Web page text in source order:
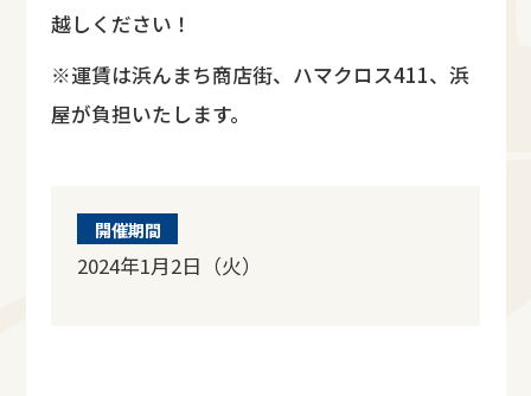
越しください！
※運賃は浜んまち商店街、ハマクロス411、浜
屋が負担いたします。
開催期間
2024年1月2日（火）